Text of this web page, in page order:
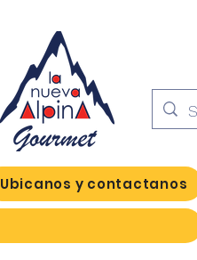
Ubicanos y contactanos